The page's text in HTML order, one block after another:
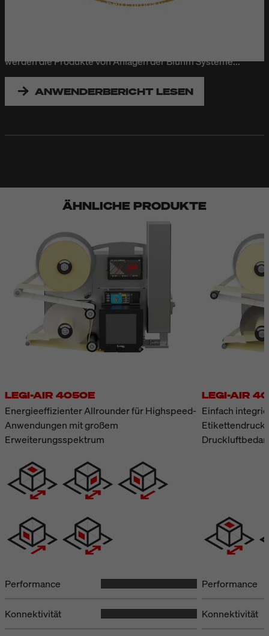
Standorten weltweit. Neben Europa und dem arabischen
werden die Produkte von Anlagen der Bluhm Systeme...
ANWENDERBERICHT LESEN
ÄHNLICHE PRODUKTE
LEGI-AIR 4050E
Energieeffizienter Allrounder für Highspeed-
Anwendungen mit großem
Erweiterungsspektrum
Performance
Konnektivität
LEGI-AIR
Einfach
Druckluftbedarf
Performance
Konnektivität